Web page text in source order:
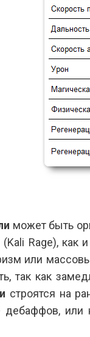
может быть
Rage), как
или
так как
строятся на
дебаффов, или